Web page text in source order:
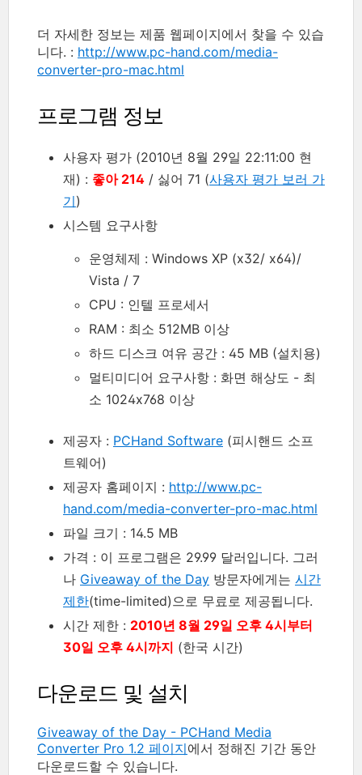
더 자세한 정보는 제품 웹페이지에서 찾을 수 있습
니다. : http://www.pc-hand.com/media-
converter-pro-mac.html
프로그램 정보
사용자 평가 (2010년 8월 29일 22:11:00 현
재) : 좋아 214 / 싫어 71 (사용자 평가 보러 가
기)
시스템 요구사항
운영체제 : Windows XP (x32/ x64)/
Vista / 7
CPU : 인텔 프로세서
RAM : 최소 512MB 이상
하드 디스크 여유 공간 : 45 MB (설치용)
멀티미디어 요구사항 : 화면 해상도 - 최
소 1024x768 이상
제공자 : PCHand Software (피시핸드 소프
트웨어)
제공자 홈페이지 : http://www.pc-
hand.com/media-converter-pro-mac.html
파일 크기 : 14.5 MB
가격 : 이 프로그램은 29.99 달러입니다. 그러
나 Giveaway of the Day 방문자에게는 시간
제한(time-limited)으로 무료로 제공됩니다.
시간 제한 : 2010년 8월 29일 오후 4시부터
30일 오후 4시까지 (한국 시간)
다운로드 및 설치
Giveaway of the Day - PCHand Media
Converter Pro 1.2 페이지에서 정해진 기간 동안
다운로드할 수 있습니다.